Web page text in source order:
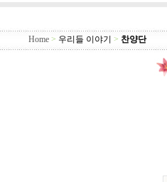
Home > 우리들 이야기 > 찬양단